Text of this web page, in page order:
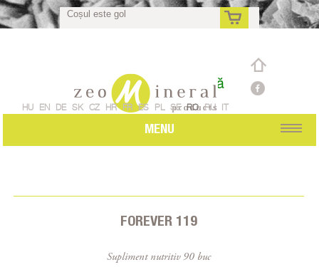
Coșul este gol
ro
HU EN DE SK CZ HR FR ES PL SE RO RU IT
MENU
Comandă individuală
FOREVER 119
Supliment nutritiv 90 buc